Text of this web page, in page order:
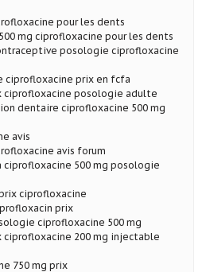
pour les dents
mg ciprofloxacine pour les dents
posologie ciprofloxacine
ciprofloxacine prix en fcfa
ciprofloxacine posologie adulte
dentaire ciprofloxacine 500 mg
avis
avis forum
500 mg posologie
ciprofloxacine
prix
ciprofloxacine 500 mg
ciprofloxacine 200 mg injectable
750 mg prix